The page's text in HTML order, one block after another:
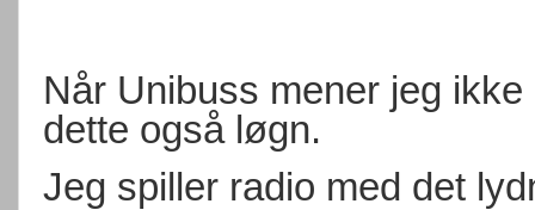
Når Unibuss mener jeg
dette også løgn.
Jeg spiller radio med det